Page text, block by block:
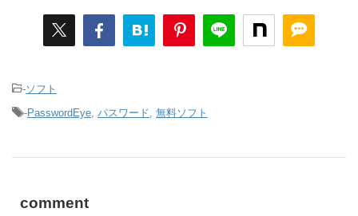
-ソフト
-PasswordEye, パスワード, 無料ソフト
comment